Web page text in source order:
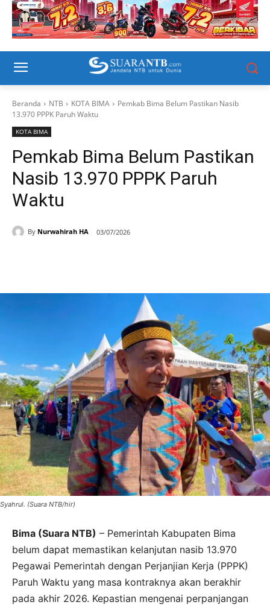
Beranda NTB KOTA BIMA
Pemkab Bima Belum Pastikan Nasib
13.970 PPPK Paruh Waktu
KOTA BIMA
Pemkab Bima Belum Pastikan
Nasib 13.970 PPPK Paruh
Waktu
By Nurwahirah HA 03/07/2026
Syahrul. (Suara NTB/hir)
Bima (Suara NTB) – Pemerintah Kabupaten Bima
belum dapat memastikan kelanjutan nasib 13.970
Pegawai Pemerintah dengan Perjanjian Kerja (PPPK)
Paruh Waktu yang masa kontraknya akan berakhir
pada akhir 2026. Kepastian mengenai perpanjangan